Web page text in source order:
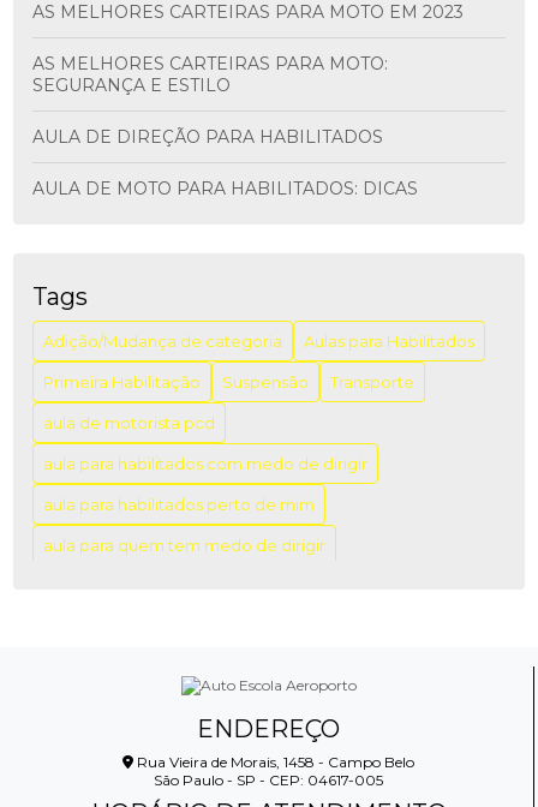
AS MELHORES CARTEIRAS PARA MOTO EM 2023
AS MELHORES CARTEIRAS PARA MOTO:
SEGURANÇA E ESTILO
AULA DE DIREÇÃO PARA HABILITADOS
AULA DE MOTO PARA HABILITADOS: DICAS
IMPORTANTES
INCLUSÃO E A SEGURANÇA NO TRÂNSITO
AULA DIREÇÃO PARA HABILITADOS: APRENDA COM
SEGURANÇA
AULA DIREÇÃO PARA HABILITADOS: DICAS PARA
APRIMORAR SUAS HABILIDADES AO VOLANTE
AULA PARA HABILITADOS COM PREÇO ACESSÍVEL:
ENCONTRAR A MELHOR OPÇÃO NA SUA REGIÃO
MELHORES VALORES E OFERTAS DO MERCADO
Tags
Adição/Mudança de categoria Aulas para Habilitados
Primeira Habilitação Suspensão Transporte
aula de motorista pcd
aula para habilitados com medo de dirigir
aula para habilitados perto de mim
aula para quem tem medo de dirigir
carteira de habilitação a internacional
ENDEREÇO
Rua Vieira de Morais, 1458 - Campo Belo
São Paulo - SP - CEP: 04617-005